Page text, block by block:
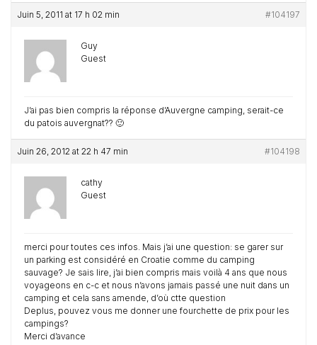
Juin 5, 2011 at 17 h 02 min #104197
Guy
Guest
J’ai pas bien compris la réponse d’Auvergne camping, serait-ce
du patois auvergnat?? 🙂
Juin 26, 2012 at 22 h 47 min #104198
cathy
Guest
merci pour toutes ces infos. Mais j’ai une question: se garer sur
un parking est considéré en Croatie comme du camping
sauvage? Je sais lire, j’ai bien compris mais voilà 4 ans que nous
voyageons en c-c et nous n’avons jamais passé une nuit dans un
camping et cela sans amende, d’où ctte question
Deplus, pouvez vous me donner une fourchette de prix pour les
campings?
Merci d’avance